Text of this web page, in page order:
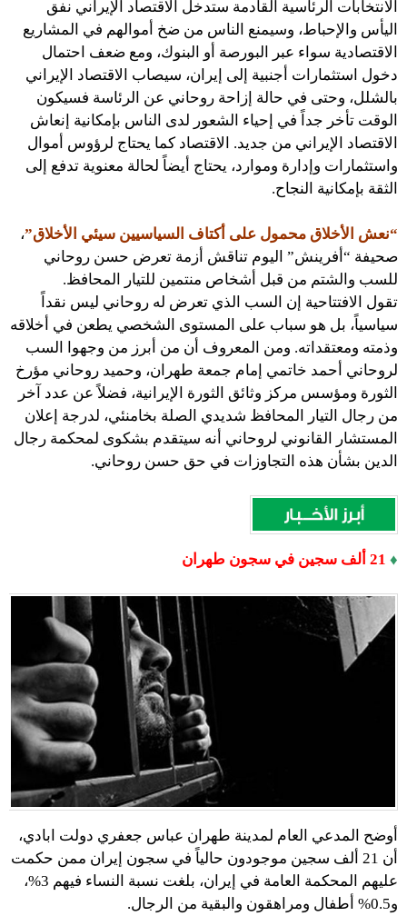
الانتخابات الرئاسية القادمة ستدخل الاقتصاد الإيراني نفق
اليأس والإحباط، وسيمنع الناس من ضخ أموالهم في المشاريع
الاقتصادية سواء عبر البورصة أو البنوك، ومع ضعف احتمال
دخول استثمارات أجنبية إلى إيران، سيصاب الاقتصاد الإيراني
بالشلل، وحتى في حالة إزاحة روحاني عن الرئاسة فسيكون
الوقت تأخر جداً في إحياء الشعور لدى الناس بإمكانية إنعاش
الاقتصاد الإيراني من جديد. الاقتصاد كما يحتاج لرؤوس أموال
واستثمارات وإدارة وموارد، يحتاج أيضاً لحالة معنوية تدفع إلى
الثقة بإمكانية النجاح.
“نعش الأخلاق محمول على أكتاف السياسيين سيئي الأخلاق”،
صحيفة “أفرينش” اليوم تناقش أزمة تعرض حسن روحاني
للسب والشتم من قبل أشخاص منتمين للتيار المحافظ.
تقول الافتتاحية إن السب الذي تعرض له روحاني ليس نقداً
سياسياً، بل هو سباب على المستوى الشخصي يطعن في أخلاقه
وذمته ومعتقداته. ومن المعروف أن من أبرز من وجهوا السب
لروحاني أحمد خاتمي إمام جمعة طهران، وحميد روحاني مؤرخ
الثورة ومؤسس مركز وثائق الثورة الإيرانية، فضلاً عن عدد آخر
من رجال التيار المحافظ شديدي الصلة بخامنئي، لدرجة إعلان
المستشار القانوني لروحاني أنه سيتقدم بشكوى لمحكمة رجال
الدين بشأن هذه التجاوزات في حق حسن روحاني.
♦
21 ألف سجين في سجون طهران
أوضح المدعي العام لمدينة طهران عباس جعفري دولت ابادي،
أن 21 ألف سجين موجودون حالياً في سجون إيران ممن حكمت
عليهم المحكمة العامة في إيران، بلغت نسبة النساء فيهم 3%،
و0.5% أطفال ومراهقون والبقية من الرجال.